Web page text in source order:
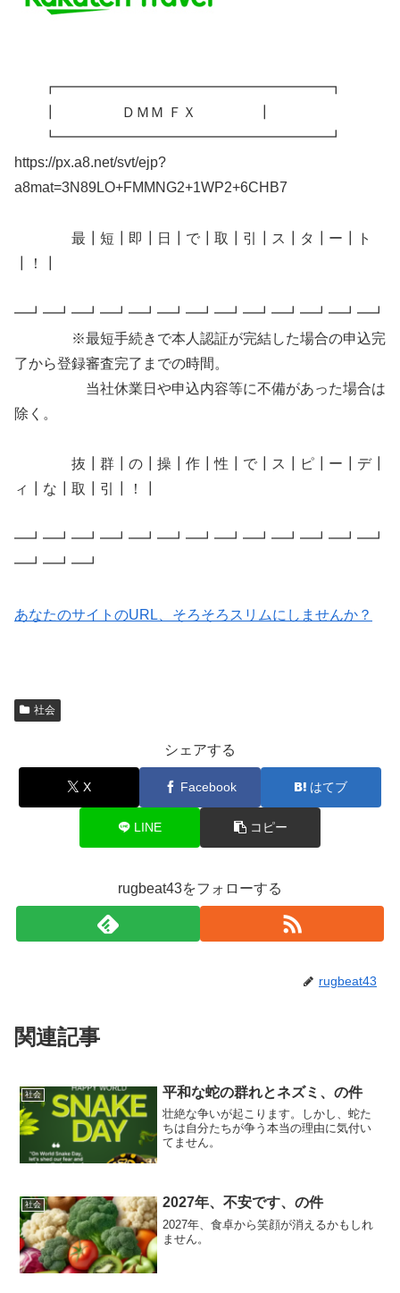
┏━━━━━━━━━━━━━━━━━━━┓
┃ ＤＭＭ ＦＸ ┃
┗━━━━━━━━━━━━━━━━━━━┛
https://px.a8.net/svt/ejp?
a8mat=3N89LO+FMMNG2+1WP2+6CHB7
最┃短┃即┃日┃で┃取┃引┃ス┃タ┃ー┃ト
┃！┃
━┛━┛━┛━┛━┛━┛━┛━┛━┛━┛━┛━┛━┛
※最短手続きで本人認証が完結した場合の申込完
了から登録審査完了までの時間。
当社休業日や申込内容等に不備があった場合は
除く。
抜┃群┃の┃操┃作┃性┃で┃ス┃ピ┃ー┃デ┃
ィ┃な┃取┃引┃！┃
━┛━┛━┛━┛━┛━┛━┛━┛━┛━┛━┛━┛━┛
━┛━┛━┛
あなたのサイトのURL、そろそろスリムにしませんか？
社会
シェアする
X Facebook はてブ
LINE コピー
rugbeat43をフォローする
rugbeat43
関連記事
社会 平和な蛇の群れとネズミ、の件
壮絶な争いが起こります。しかし、蛇た
ちは自分たちが争う本当の理由に気付い
てません。
社会 2027年、不安です、の件
2027年、食卓から笑顔が消えるかもしれ
ません。